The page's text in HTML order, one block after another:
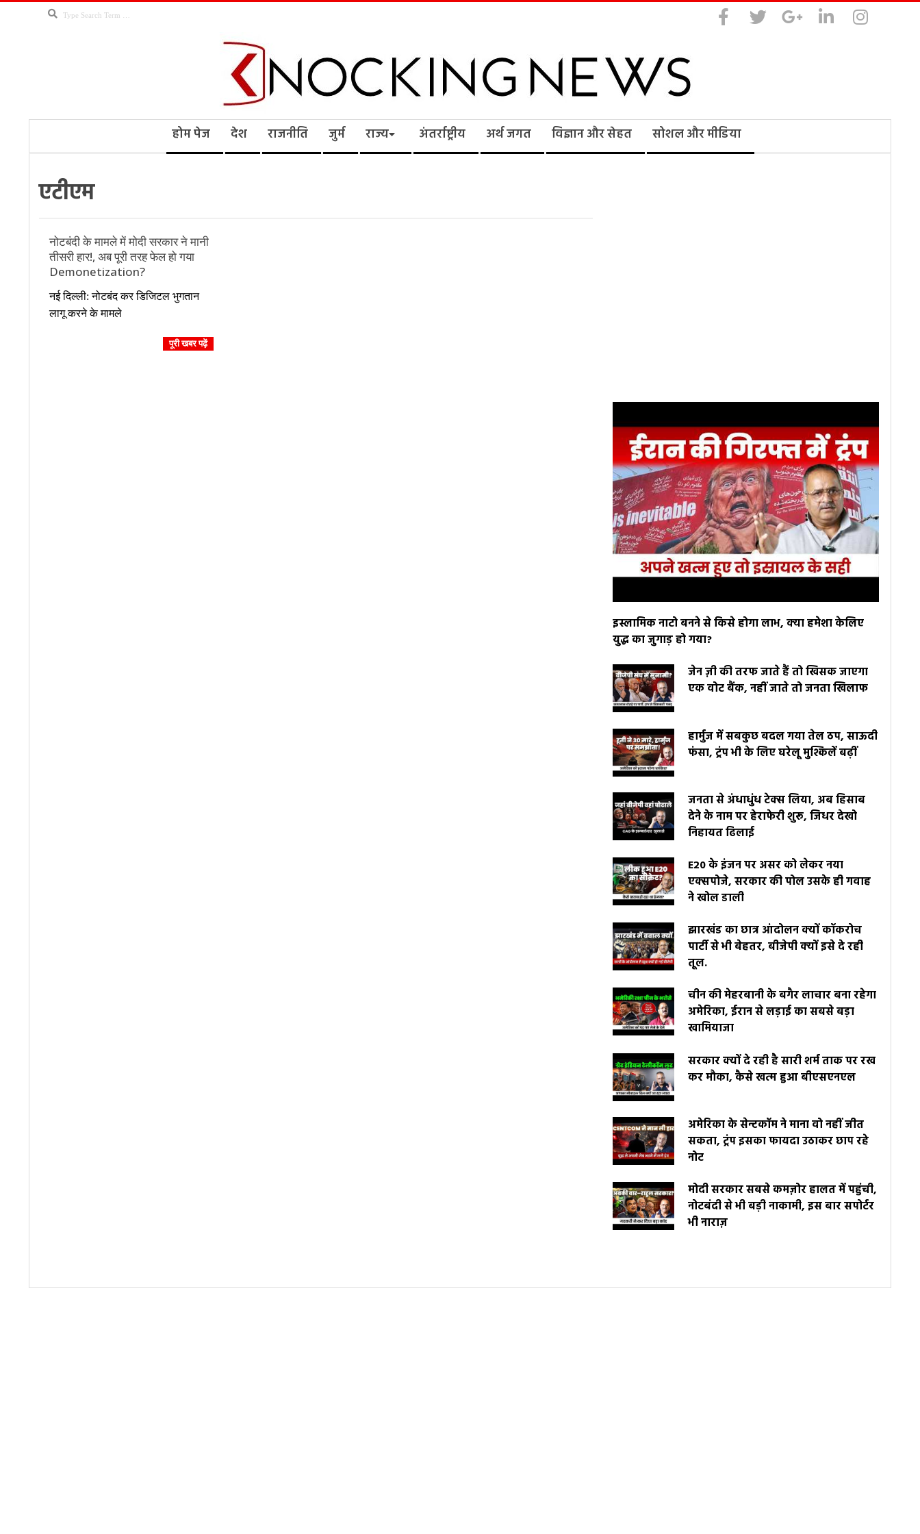
Search
Knocking
News
होम पेज देश राजनीति जुर्म राज्य अंतर्राष्ट्रीय अर्थ जगत विज्ञान और सेहत सोशल और मीडिया
एटीएम
नोटबंदी के मामले में मोदी सरकार ने मानी
तीसरी हार!, अब पूरी तरह फेल हो गया
Demonetization?
12-
24
नई दिल्ली: नोटबंद कर डिजिटल भुगतान
लागू करने के मामले
पूरी खबर पढ़ें
इस्लामिक नाटो बनने से किसे होगा लाभ, क्या हमेशा केलिए
युद्ध का जुगाड़ हो गया?
जेन ज़ी की तरफ जाते हैं तो खिसक जाएगा
एक वोट बैंक, नहीं जाते तो जनता खिलाफ
हार्मुज में सबकुछ बदल गया तेल ठप, साऊदी
फंसा, ट्रंप भी के लिए घरेलू मुश्किलें बढ़ीं
जनता से अंधाधुंध टेक्स लिया, अब हिसाब
देने के नाम पर हेराफेरी शुरू, जिधर देखो
निहायत ढिलाई
E20 के इंजन पर असर को लेकर नया
एक्सपोजे, सरकार की पोल उसके ही गवाह
ने खोल डाली
झारखंड का छात्र आंदोलन क्यों कॉकरोच
पार्टी से भी बेहतर, बीजेपी क्यों इसे दे रही
तूल.
चीन की मेहरबानी के बगैर लाचार बना रहेगा
अमेरिका, ईरान से लड़ाई का सबसे बड़ा
खामियाजा
सरकार क्यों दे रही है सारी शर्म ताक पर रख
कर मौका, कैसे खत्म हुआ बीएसएनएल
अमेरिका के सेन्टकॉम ने माना वो नहीं जीत
सकता, ट्रंप इसका फायदा उठाकर छाप रहे
नोट
मोदी सरकार सबसे कमज़ोर हालत में पहुंची,
नोटबंदी से भी बड़ी नाकामी, इस बार सपोर्टर
भी नाराज़